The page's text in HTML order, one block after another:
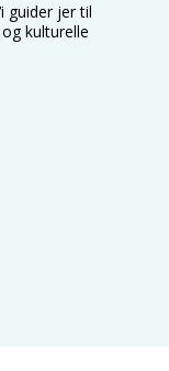
guider jer til
kulturelle